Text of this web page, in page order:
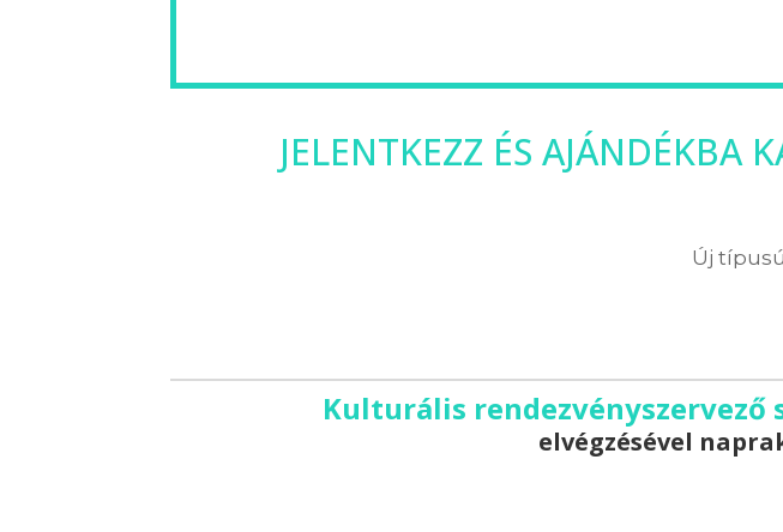
JELENTKEZZ ÉS AJÁNDÉKBA
Új
Kulturális rendezvényszervező
elvégzésével